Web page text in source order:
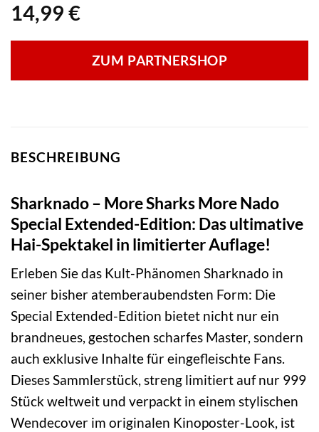
14,99 €
ZUM PARTNERSHOP
BESCHREIBUNG
Sharknado – More Sharks More Nado
Special Extended-Edition: Das ultimative
Hai-Spektakel in limitierter Auflage!
Erleben Sie das Kult-Phänomen Sharknado in
seiner bisher atemberaubendsten Form: Die
Special Extended-Edition bietet nicht nur ein
brandneues, gestochen scharfes Master, sondern
auch exklusive Inhalte für eingefleischte Fans.
Dieses Sammlerstück, streng limitiert auf nur 999
Stück weltweit und verpackt in einem stylischen
Wendecover im originalen Kinoposter-Look, ist